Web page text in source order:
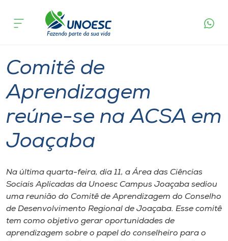
Cursos
Pesquisa
Atendimento ao Estudante
Portal de Ensino
A
Internacionalização
acontece
Comitê de
Aprendizagem
reúne-se na ACSA em
Joaçaba
Na última quarta-feira, dia 11, a Área das Ciências
Sociais Aplicadas da Unoesc Campus Joaçaba sediou
uma reunião do Comitê de Aprendizagem do Conselho
de Desenvolvimento Regional de Joaçaba. Esse comitê
tem como objetivo gerar oportunidades de
aprendizagem sobre o papel do conselheiro para o